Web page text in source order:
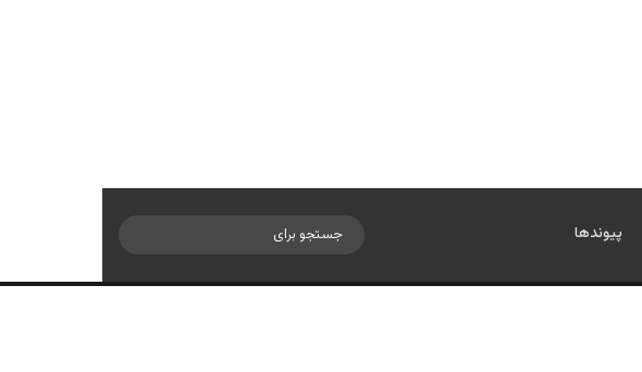
پیوندها